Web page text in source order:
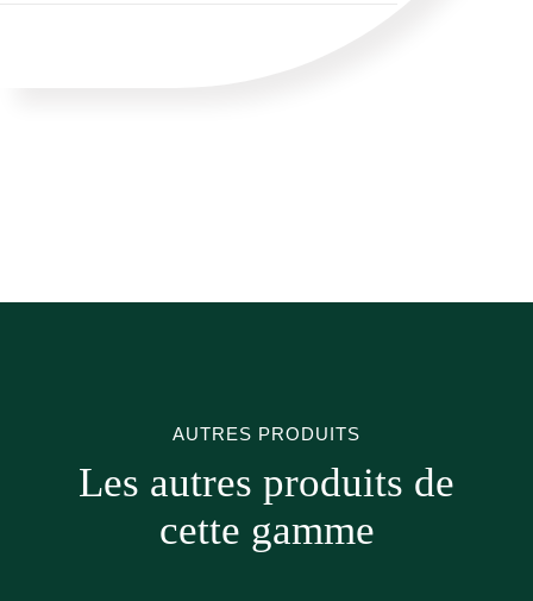
AUTRES PRODUITS
Les autres produits de
cette gamme